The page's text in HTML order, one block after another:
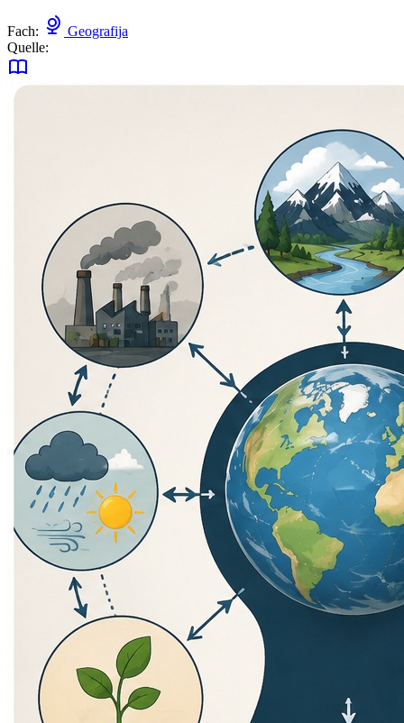
Fach:
Geografija
Quelle: